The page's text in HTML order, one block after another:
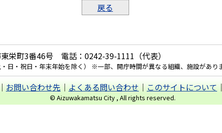
戻る
町3番46号 電話：0242-39-1111（代表）
・祝日・年末年始を除く） ※一部、開庁時間が異なる組織、施設がありま
お問い合わせ先｜よくある問い合わせ｜このサイトについて
© Aizuwakamatsu City , All rights reserved.